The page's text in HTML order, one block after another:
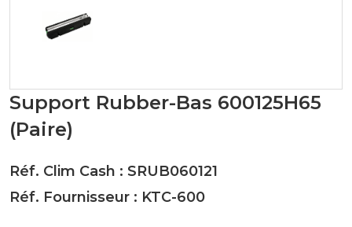
Support Rubber-Bas 600125H65
(Paire)
Réf. Clim Cash : SRUB060121
Réf. Fournisseur : KTC-600